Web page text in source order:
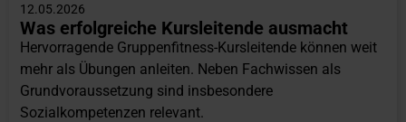
12.05.2026
Was erfolgreiche Kursleitende ausmacht
Hervorragende Gruppenfitness-Kursleitende können weit
mehr als Übungen anleiten. Neben Fachwissen als
Grundvoraussetzung sind insbesondere
Sozialkompetenzen relevant.